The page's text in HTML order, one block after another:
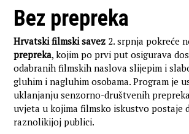
Bez prepreka
Hrvatski filmski savez 2. srpnja pokreće
prepreka, kojim po prvi put osigurava
odabranih filmskih naslova slijepim i
gluhim i nagluhim osobama. Program je
uklanjanju senzorno-društvenih
uvjeta u kojima filmsko iskustvo postaje
raznolikijoj publici.